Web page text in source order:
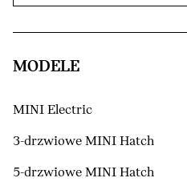
MODELE
MINI Electric
3-drzwiowe MINI Hatch
5-drzwiowe MINI Hatch